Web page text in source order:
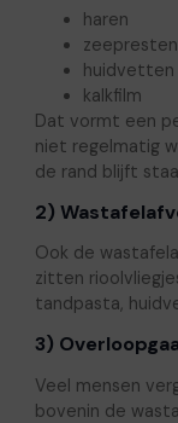
haren
zeepresten
huidvetten
kalkfilm
Dat vormt een
niet regelmatig
de rand blijft
2)
Ook de
zitten
tandpasta,
3)
Veel mensen
bovenin de